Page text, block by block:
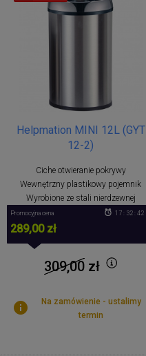
Helpmation MINI 12L (GYT
12-2)
Ciche otwieranie pokrywy
Wewnętrzny plastikowy pojemnik
Wyrobione ze stali nierdzewnej
Promocyjna cena
289,00 zł
17 : 32 : 42
309,00zł
Na zamówienie - ustalimy
termin